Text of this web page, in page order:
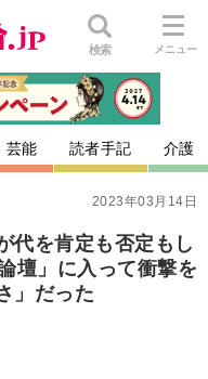
検索 メニュー
芸能 読者手記 介護
2023年03月14日
を肯定も否定もし
壇」に入って衝撃を
」だった